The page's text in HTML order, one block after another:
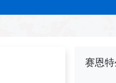
赛恩